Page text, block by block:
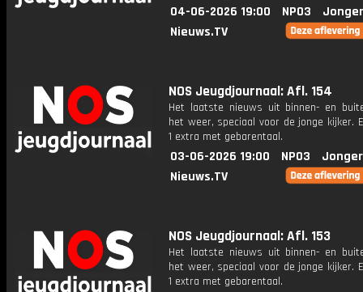
04-06-2026 19:00 NPO3
Nieuws.TV
NOS Jeugdjournaal: Afl. 154
Het laatste nieuws uit binnen- en
het weer, speciaal voor de jonge kijker.
1 extra met gebarentaal.
03-06-2026 19:00 NPO3
Nieuws.TV
NOS Jeugdjournaal: Afl. 153
Het laatste nieuws uit binnen- en
het weer, speciaal voor de jonge kijker.
1 extra met gebarentaal.